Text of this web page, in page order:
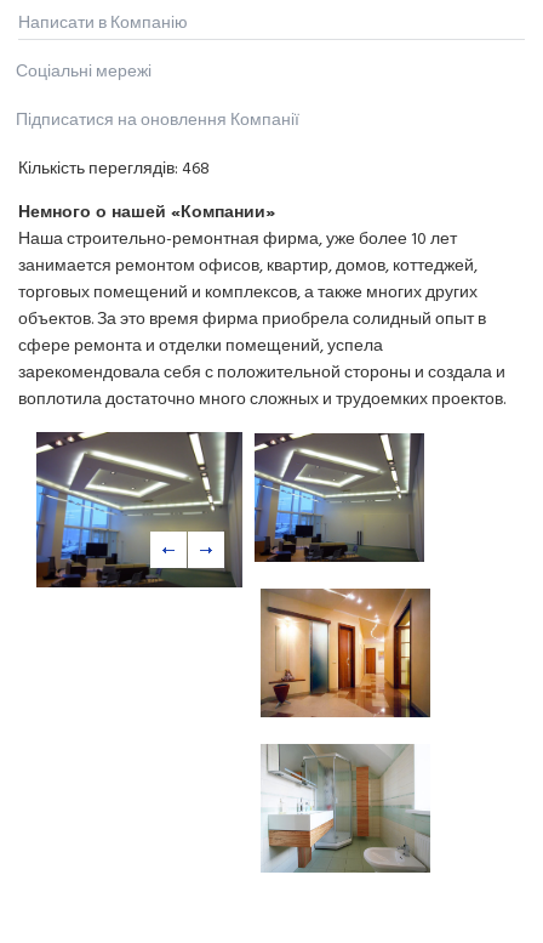
Написати в Компанію
Соціальні мережі
Підписатися на оновлення Компанії
Кількість переглядів:468
Немного о нашей «Компании»
Наша строительно-ремонтная фирма, уже более 10 лет
занимается ремонтом офисов, квартир, домов, коттеджей,
торговых помещений и комплексов, а также многих других
объектов. За это время фирма приобрела солидный опыт в
сфере ремонта и отделки помещений, успела
зарекомендовала себя с положительной стороны и создала и
воплотила достаточно много сложных и трудоемких проектов.